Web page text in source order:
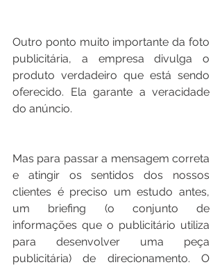
Outro ponto muito importante da foto
publicitária, a empresa divulga o
produto verdadeiro que está sendo
oferecido. Ela garante a veracidade
do anúncio.
Mas para passar a mensagem correta
e atingir os sentidos dos nossos
clientes é preciso um estudo antes,
um briefing (o conjunto de
informações que o publicitário utiliza
para desenvolver uma peça
publicitária) de direcionamento. O